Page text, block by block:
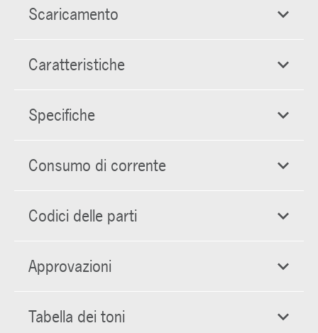
Scaricamento
Caratteristiche
Specifiche
Consumo di corrente
Codici delle parti
Approvazioni
Tabella dei toni